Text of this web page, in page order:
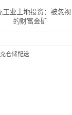
工业土地投资：被忽视
的财富金矿